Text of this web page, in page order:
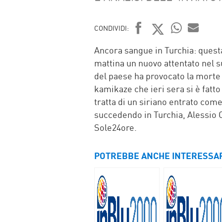
CONDIVIDI:
FACEBOOK
TWITTER
WHATSAPP
MAIL
Ancora sangue in Turchia:
mattina un nuovo attentato nel
del paese ha provocato la
kamikaze che ieri sera si è
tratta di un siriano entrato
succedendo in Turchia,
Sole24ore.
POTREBBE ANCHE